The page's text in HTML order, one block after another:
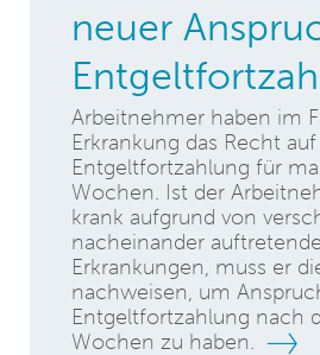
neuer
Arbeitnehmer haben im
Erkrankung das Recht auf
Entgeltfortzahlung für
Wochen. Ist der
krank aufgrund von
nacheinander
Erkrankungen, muss er
nachweisen, um
Entgeltfortzahlung nach
Wochen zu haben.